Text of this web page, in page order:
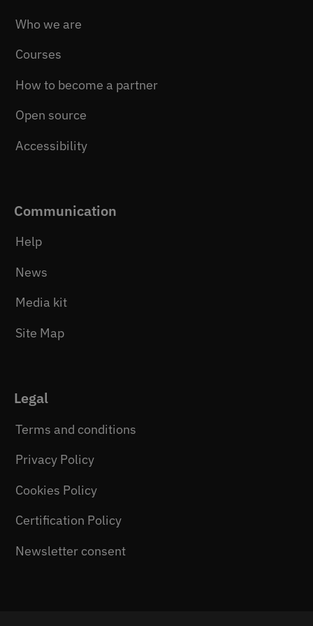
Who we are
Courses
How to become a partner
Open source
Accessibility
Communication
Help
News
Media kit
Site Map
Legal
Terms and conditions
Privacy Policy
Cookies Policy
Certification Policy
Newsletter consent